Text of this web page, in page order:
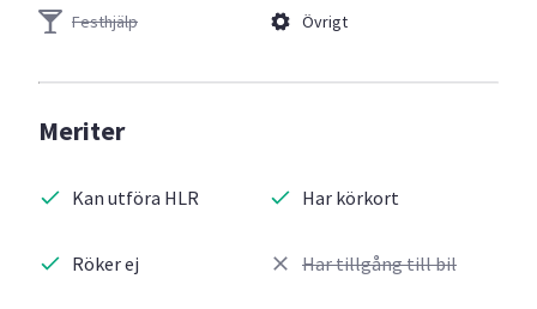
Festhjälp
Övrigt
Meriter
Kan utföra HLR
Röker ej
Har körkort
Har tillgång till bil